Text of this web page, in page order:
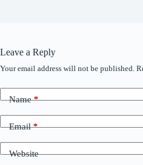
Leave a Reply
Your email address will not be published.
Name*
Email*
Website